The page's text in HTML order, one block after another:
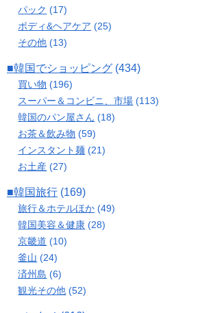
パック (17)
ボディ&ヘアケア (25)
その他 (13)
■韓国でショッピング (434)
買い物 (196)
スーパー＆コンビニ、市場 (113)
韓国のパン屋さん (18)
お茶＆飲み物 (59)
インスタント麺 (21)
お土産 (27)
■韓国旅行 (169)
旅行＆ホテルほか (49)
韓国美容＆健康 (28)
京畿道 (10)
釜山 (24)
済州島 (6)
観光その他 (52)